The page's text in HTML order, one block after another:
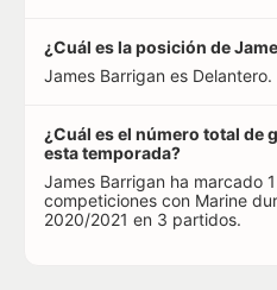
¿Cuál es la posición de
James Barrigan es Delantero.
¿Cuál es el número total de
esta temporada?
James Barrigan ha marcado
competiciones con Marine
2020/2021 en 3 partidos.